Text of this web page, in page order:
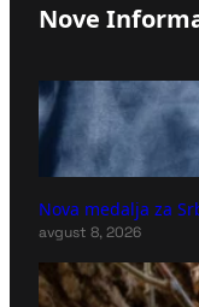
Nove
Nova medalja za
avgust 8, 2026